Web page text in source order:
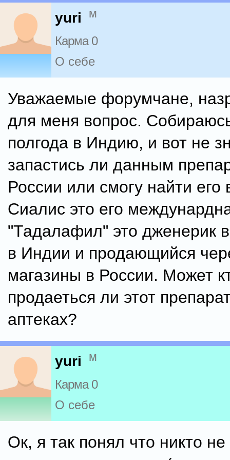
yuri м
Карма 0
О себе
Уважаемые форумчане,
для меня вопрос.
полгода в Индию, и вот не
запастись ли данным
России или смогу найти
Сиалис это его
"Тадалафил" это дженерик
в Индии и продающийся
магазины в России. Может
продаеться ли этот
аптеках?
yuri м
Карма 0
О себе
Ок, я так понял что никто не